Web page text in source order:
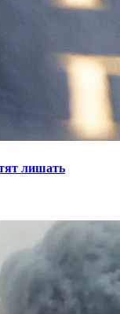
лишать